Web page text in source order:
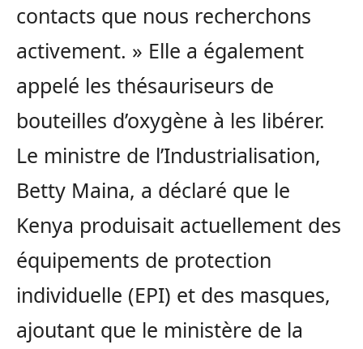
contacts que nous recherchons
activement. » Elle a également
appelé les thésauriseurs de
bouteilles d’oxygène à les libérer.
Le ministre de l’Industrialisation,
Betty Maina, a déclaré que le
Kenya produisait actuellement des
équipements de protection
individuelle (EPI) et des masques,
ajoutant que le ministère de la